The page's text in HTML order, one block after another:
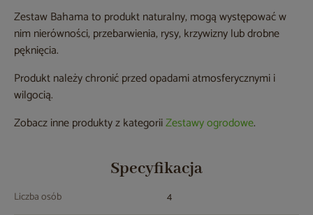
Zestaw Bahama to produkt naturalny, mogą występować w
nim nierówności, przebarwienia, rysy, krzywizny lub drobne
pęknięcia.
Produkt należy chronić przed opadami atmosferycznymi i
wilgocią.
Zobacz inne produkty z kategoriiZestawy ogrodowe.
Specyfikacja
Liczba osób 4